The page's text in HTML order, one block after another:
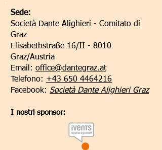
Sede:
Società Dante Alighieri - Comitato di
Graz
Elisabethstraße 16/II - 8010
Graz/Austria
Email: office@dantegraz.at
Telefono: +43 650 4464216
Facebook: Società Dante Alighieri Graz
I nostri sponsor: